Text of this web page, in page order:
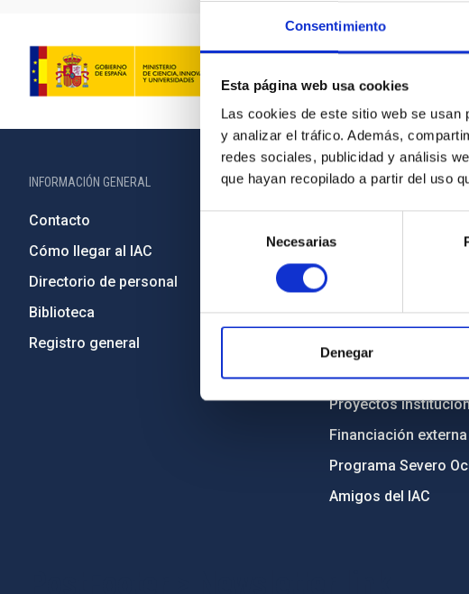
Consentimiento
Esta página web usa cookies
Las cookies de este sitio web se usan
y analizar el tráfico. Además,
redes sociales, publicidad y análisis
que hayan recopilado a partir del uso
consentimiento
Necesarias
Denegar
INFORMACIÓN GENERAL
Contacto
Cómo llegar al IAC
Directorio de personal
Biblioteca
Registro general
INFORMACIÓN
Transparencia
Código ético y
Igualdad y
Medio Ambiente y
Proyectos
Financiación externa
Programa Severo
Amigos del IAC